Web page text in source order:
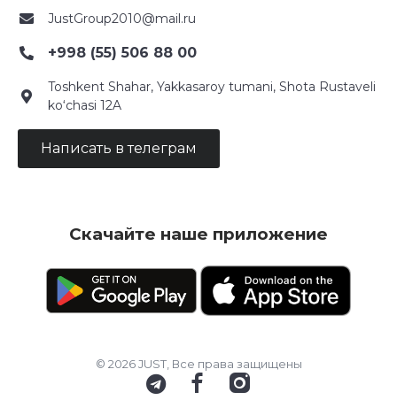
JustGroup2010@mail.ru
+998 (55) 506 88 00
Toshkent Shahar, Yakkasaroy tumani, Shota Rustaveli
ko‘chasi 12A
Написать в телеграм
Скачайте наше приложение
© 2026 JUST, Все права защищены